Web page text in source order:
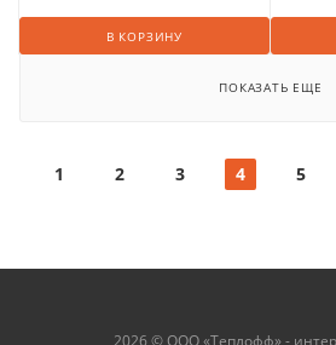
В КОРЗИНУ
ПОКАЗАТЬ ЕЩЕ
1 2 3 4 5
2026 © ООО «Теплофф» -